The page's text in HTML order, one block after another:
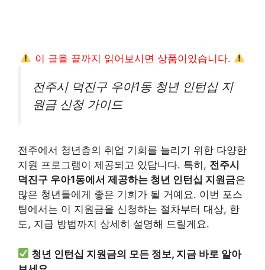
이 글을 끝까지 읽어보시면 상품이있습니다.
전주시 덕진구 우아1동 청년 인턴십 지
원금 신청 가이드
전주에서 청년층의 취업 기회를 늘리기 위한 다양한
지원 프로그램이 제공되고 있답니다. 특히, 전주시
덕진구 우아1동에서 제공하는 청년 인턴십 지원금은
많은 청년들에게 좋은 기회가 될 거예요. 이번 포스
팅에서는 이 지원금을 신청하는 절차부터 대상, 한
도, 지급 방법까지 상세히 설명해 드릴게요.
청년 인턴십 지원금의 모든 정보, 지금 바로 알아